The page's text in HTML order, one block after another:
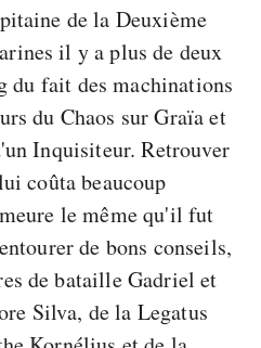
de la Deuxième
il y a plus de deux
du fait des machinations
du Chaos sur Graïa et
Inquisiteur. Retrouver
coûta beaucoup
le même qu'il fut
de bons conseils,
de bataille Gadriel et
Silva, de la Legatus